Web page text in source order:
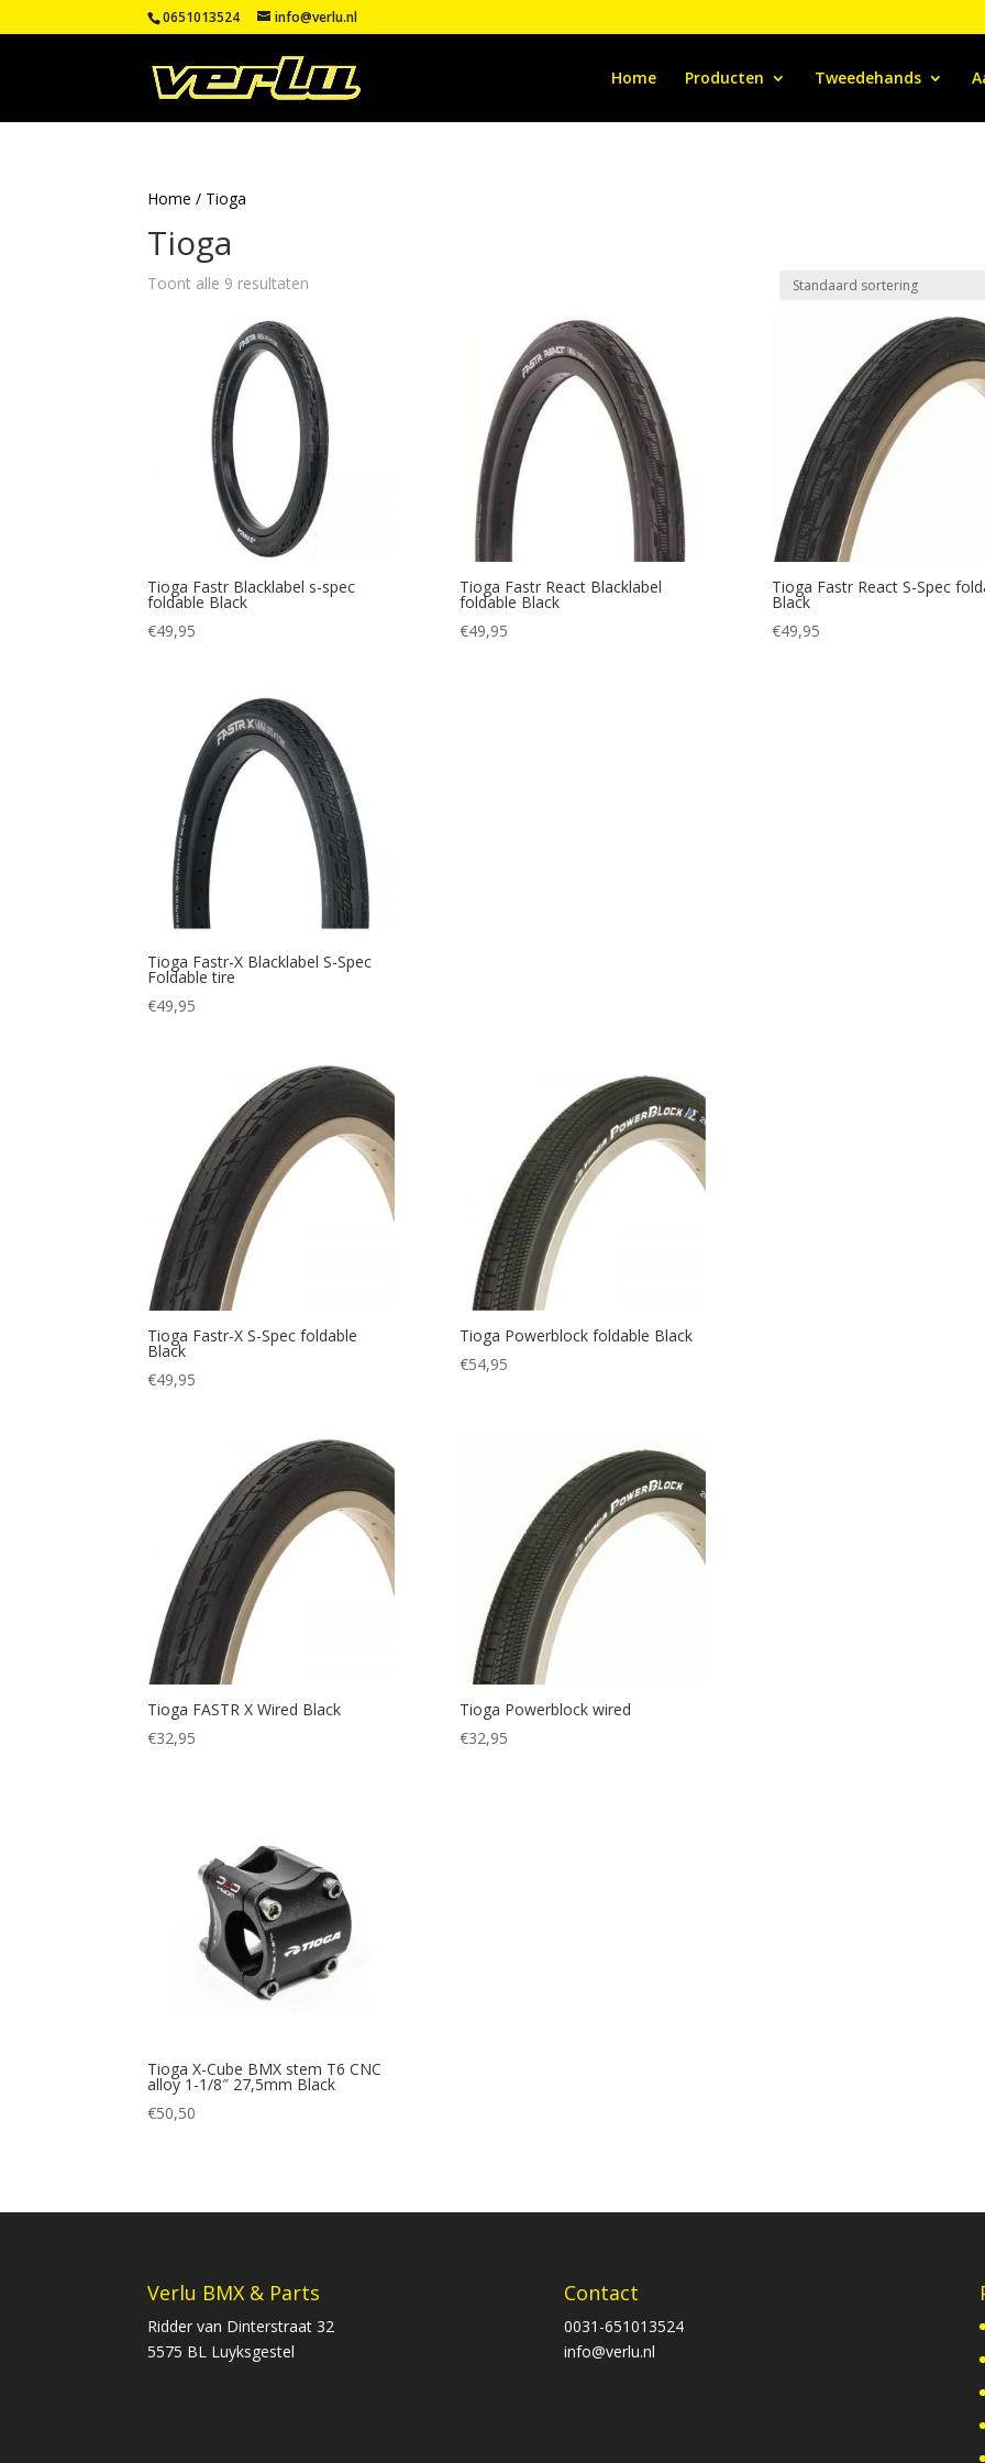
0651013524 info@verlu.nl
Home Producten Tweedehands
Home / Tioga
Tioga
Toont alle 9 resultaten
Tioga Fastr Blacklabel s-spec
foldable Black
€49,95
Tioga Fastr React Blacklabel
foldable Black
€49,95
Tioga Fastr React S-Spec
Black
€49,95
Tioga Fastr-X Blacklabel S-Spec
Foldable tire
€49,95
Tioga Fastr-X S-Spec foldable
Black
€49,95
Tioga Powerblock foldable Black
€54,95
Tioga FASTR X Wired Black
€32,95
Tioga Powerblock wired
€32,95
Tioga X-Cube BMX stem T6 CNC
alloy 1-1/8″ 27,5mm Black
€50,50
Verlu BMX & Parts
Ridder van Dinterstraat 32
5575 BL Luyksgestel
Contact
0031-651013524
info@verlu.nl